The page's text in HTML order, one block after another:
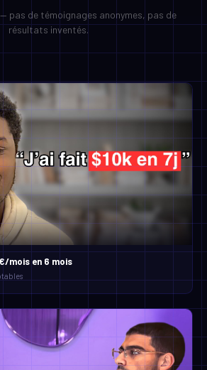
mois en 6 mois